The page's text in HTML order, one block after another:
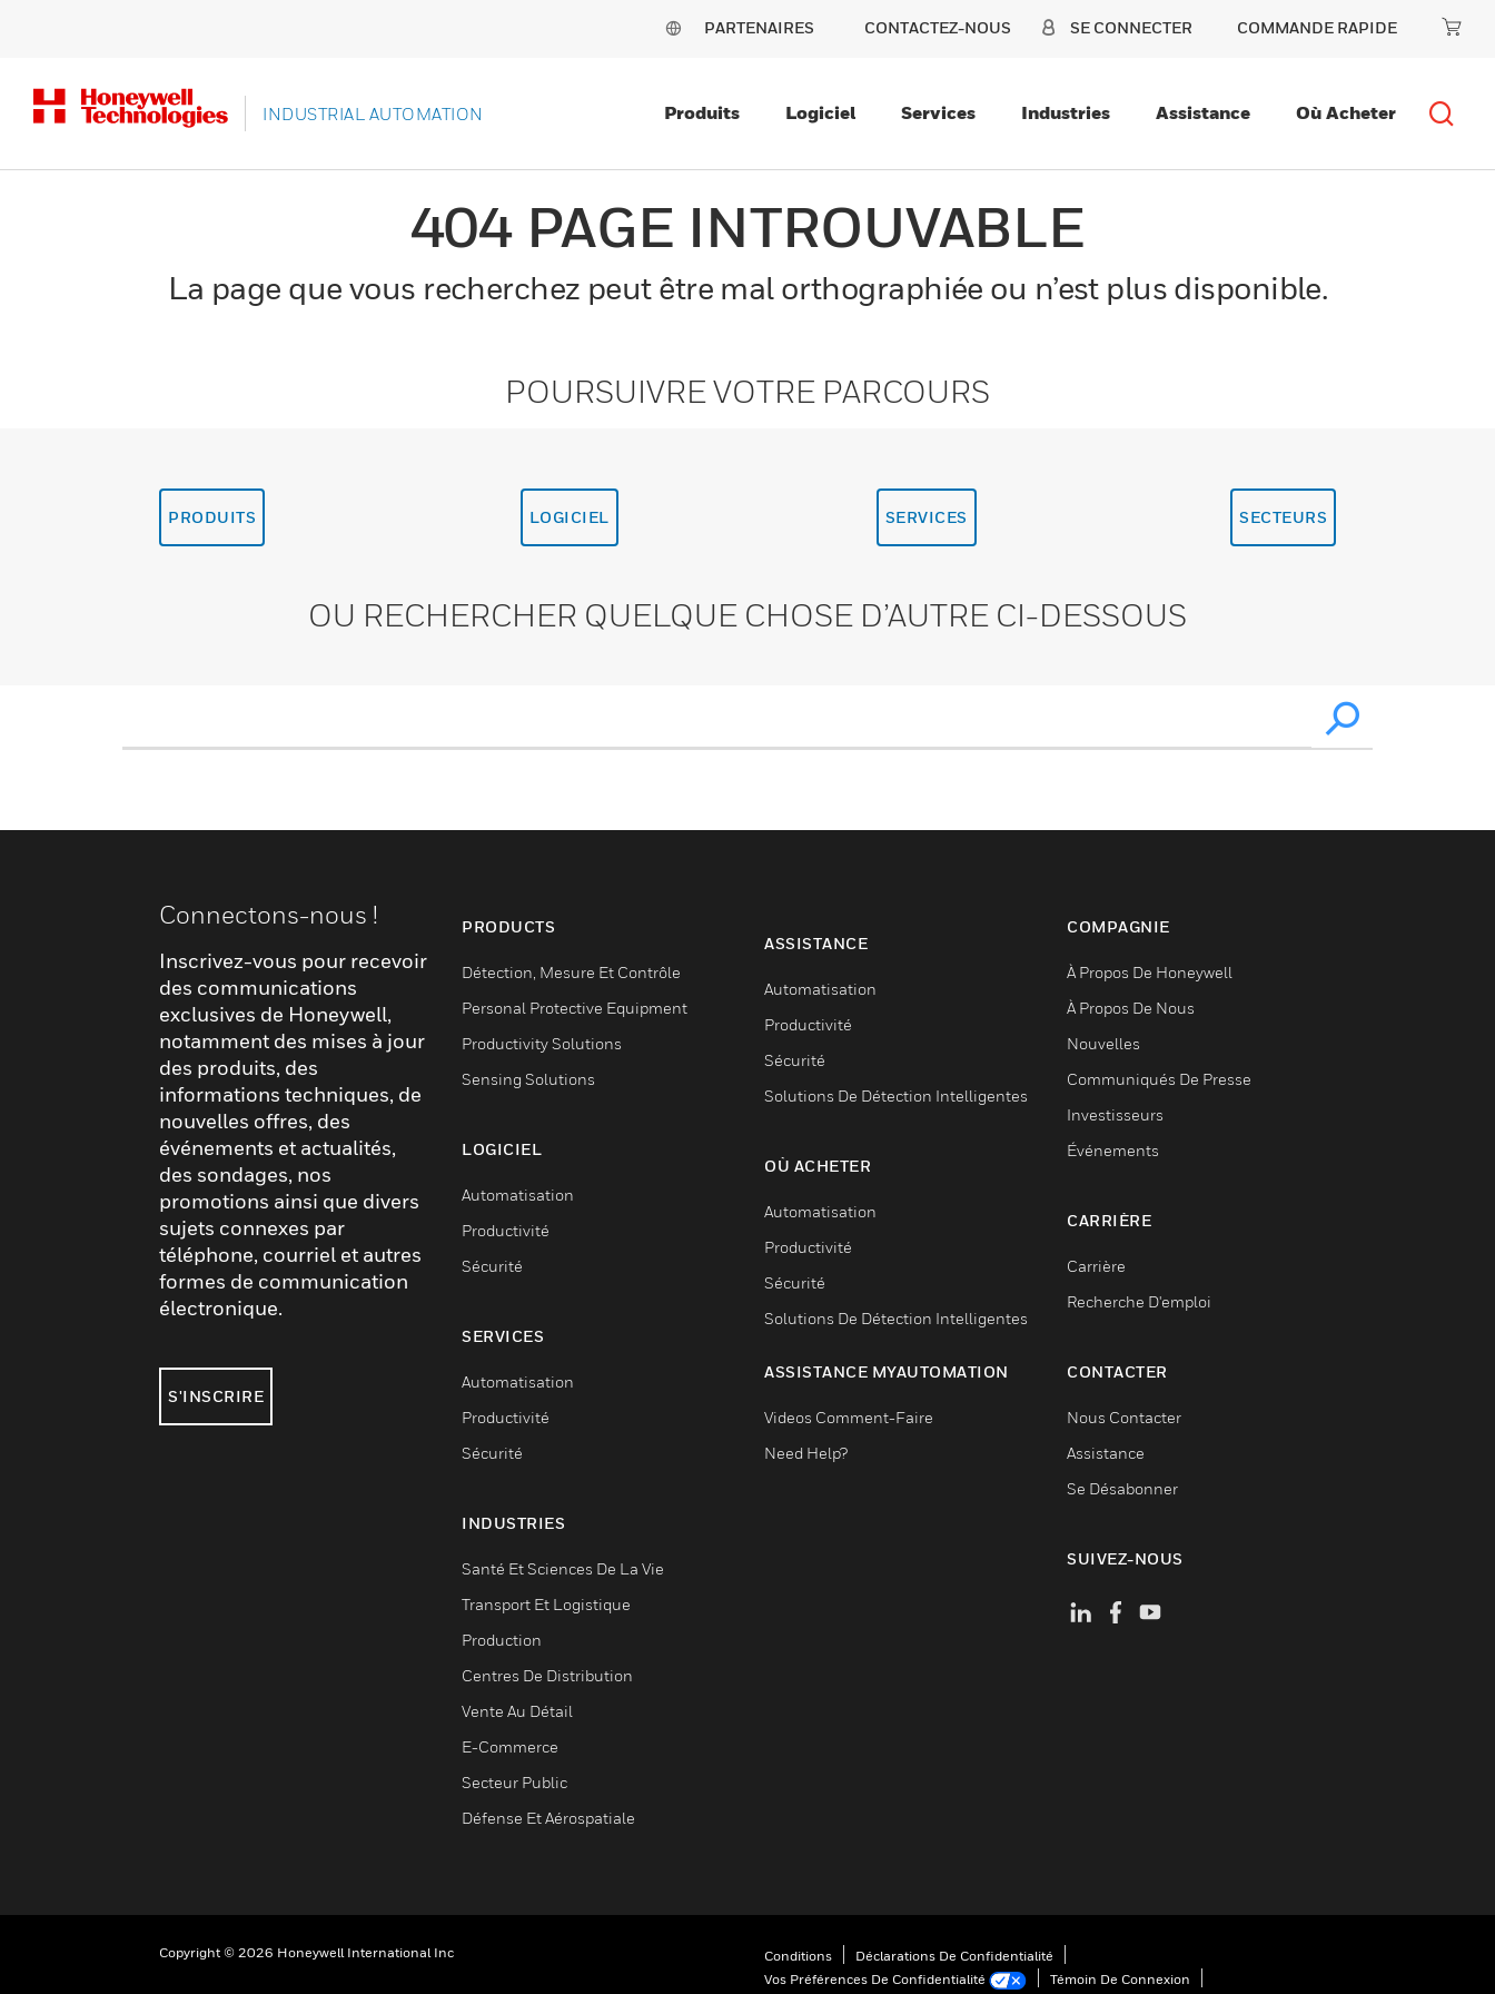
PARTENAIRES CONTACTEZ-NOUS SE CONNECTER COMMANDE RAPIDE
INDUSTRIAL AUTOMATION Produits Logiciel Services Industries Assistance Où Acheter
404 PAGE INTROUVABLE
La page que vous recherchez peut être mal orthographiée ou n’est plus disponible.
POURSUIVRE VOTRE PARCOURS
PRODUITS LOGICIEL SERVICES SECTEURS
OU RECHERCHER QUELQUE CHOSE D’AUTRE CI-DESSOUS
Connectons-nous !
Inscrivez-vous pour recevoir
des communications
exclusives de Honeywell,
notamment des mises à jour
des produits, des
informations techniques, de
nouvelles offres, des
événements et actualités,
des sondages, nos
promotions ainsi que divers
sujets connexes par
téléphone, courriel et autres
formes de communication
électronique.
S'INSCRIRE
PRODUCTS
Détection, Mesure Et Contrôle
Personal Protective Equipment
Productivity Solutions
Sensing Solutions
LOGICIEL
Automatisation
Productivité
Sécurité
SERVICES
Automatisation
Productivité
Sécurité
INDUSTRIES
Santé Et Sciences De La Vie
Transport Et Logistique
Production
Centres De Distribution
Vente Au Détail
E-Commerce
Secteur Public
Défense Et Aérospatiale
ASSISTANCE
Automatisation
Productivité
Sécurité
Solutions De Détection Intelligentes
OÙ ACHETER
Automatisation
Productivité
Sécurité
Solutions De Détection Intelligentes
ASSISTANCE MYAUTOMATION
Videos Comment-Faire
Need Help?
COMPAGNIE
À Propos De Honeywell
À Propos De Nous
Nouvelles
Communiqués De Presse
Investisseurs
Événements
CARRIÈRE
Carrière
Recherche D'emploi
CONTACTER
Nous Contacter
Assistance
Se Désabonner
SUIVEZ-NOUS
Copyright © 2026 Honeywell International Inc Conditions
Déclarations De Confidentialité
Vos Préférences De Confidentialité
Témoin De Connexion